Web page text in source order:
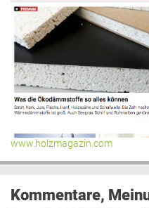
www.holzmagazin.com
Kommentare,